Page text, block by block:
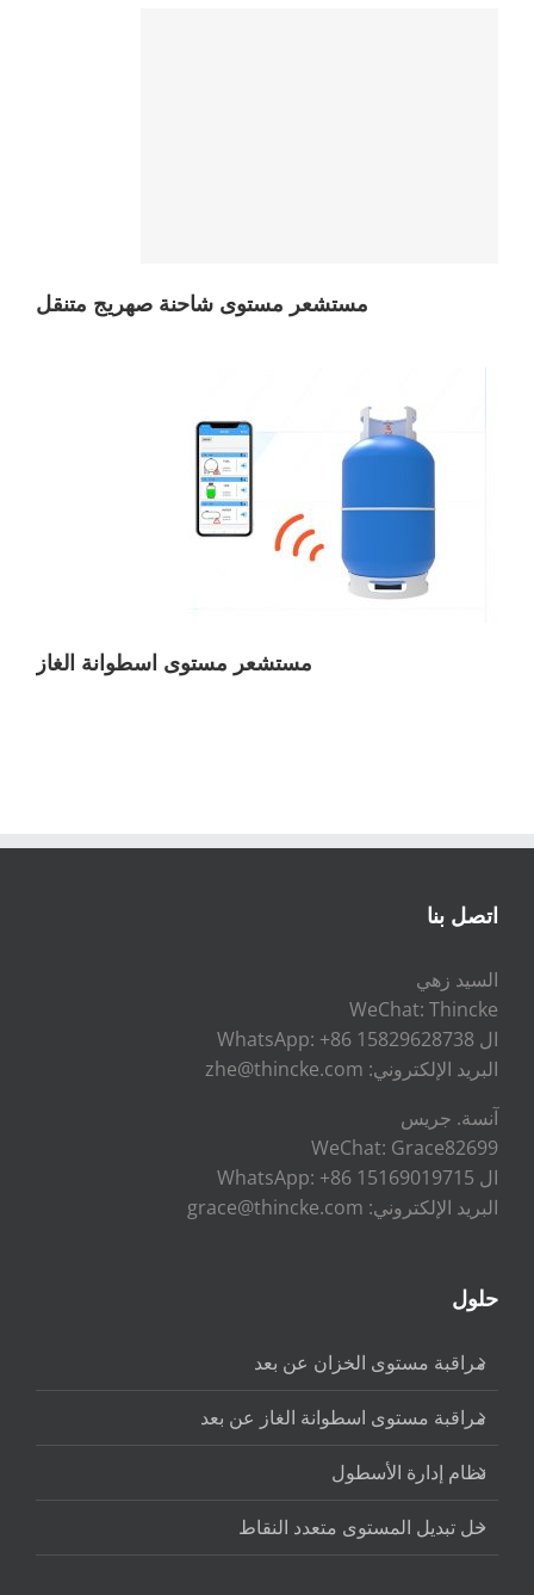
مستشعر مستوى شاحنة صهريج متنقل
مستشعر مستوى اسطوانة الغاز
مستشعر مستوى اسطوانة الغاز
اتصل بنا
السيد زهي
WeChat: Thincke
ال WhatsApp: +86 15829628738
البريد الإلكتروني: zhe@thincke.com
آنسة. جريس
WeChat: Grace82699
ال WhatsApp: +86 15169019715
البريد الإلكتروني: grace@thincke.com
حلول
مراقبة مستوى الخزان عن بعد
مراقبة مستوى اسطوانة الغاز عن بعد
نظام إدارة الأسطول
حل تبديل المستوى متعدد النقاط